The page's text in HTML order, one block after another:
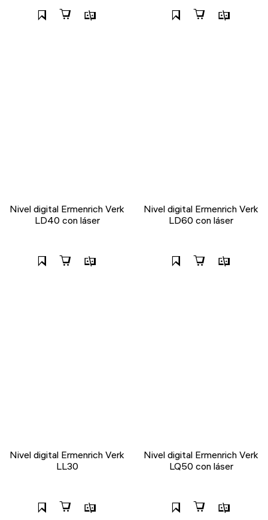
Nivel digital Ermenrich Verk
LD40 con láser
Nivel digital Ermenrich Verk
LD60 con láser
Nivel digital Ermenrich Verk
LL30
Nivel digital Ermenrich Verk
LQ50 con láser